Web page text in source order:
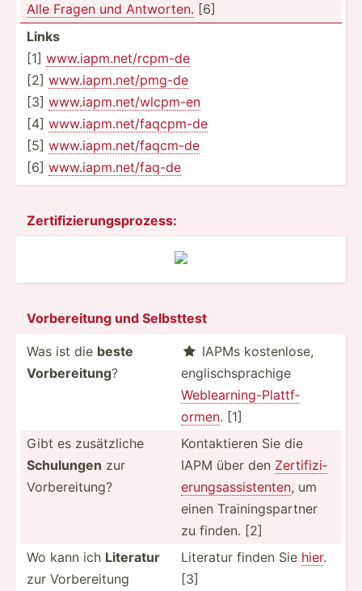
Alle Fragen und Antworten. [6]
Links
[1] www.ia­pm.n­et­/rc­pm-de
[2] www.ia­pm.n­et­/pmg-de
[3] www.ia­pm.n­et­/wl­cpm-en
[4] www.ia­pm.n­et­/fa­qcpm-de
[5] www.ia­pm.n­et­/fa­qcm-de
[6] www.ia­pm.n­et­/faq-de
Zertif­izi­eru­ngs­pro­zess:
Vorber­eitung und Selbsttest
Was ist die beste
Vorber­eitung?
 IAPMs kosten­lose,
englis­chs­pra­chige
Weblea­rni­ng-­Pla­ttf­
ormen. [1]
Gibt es zusätz­liche
Schulungen zur
Vorber­eitung?
Kontak­tieren Sie die
IAPM über den Zertif­izi­
eru­ngs­ass­ist­enten, um
einen Traini­ngs­partner
zu finden. [2]
Wo kann ich Literatur
zur Vorber­eitung
Literatur finden Sie hier.
[3]